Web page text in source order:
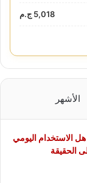
5,018 ج.م
الأشهر
الاستخدام اليومي
الحقيقة